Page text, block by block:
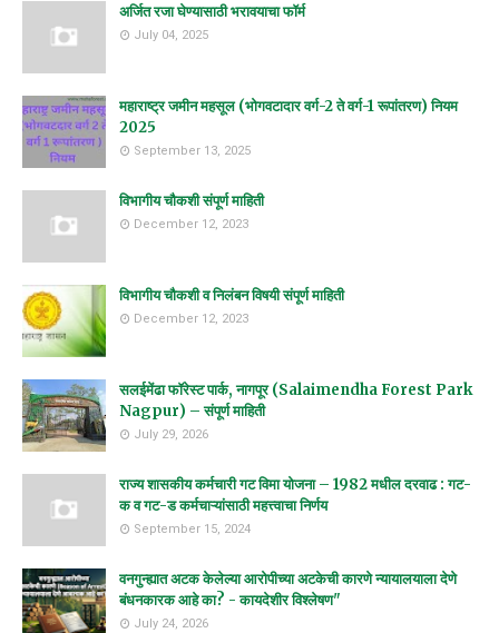
अर्जित रजा घेण्यासाठी भरावयाचा फॉर्म
July 04, 2025
महाराष्ट्र जमीन महसूल (भोगवटादार वर्ग-2 ते वर्ग-1 रूपांतरण) नियम
2025
September 13, 2025
विभागीय चौकशी संपूर्ण माहिती
December 12, 2023
विभागीय चौकशी व निलंबन विषयी संपूर्ण माहिती
December 12, 2023
सलईमेंढा फॉरेस्ट पार्क, नागपूर (Salaimendha Forest Park
Nagpur) – संपूर्ण माहिती
July 29, 2026
राज्य शासकीय कर्मचारी गट विमा योजना – 1982 मधील दरवाढ : गट-
क व गट-ड कर्मचाऱ्यांसाठी महत्त्वाचा निर्णय
September 15, 2024
वनगुन्ह्यात अटक केलेल्या आरोपीच्या अटकेची कारणे न्यायालयाला देणे
बंधनकारक आहे का? - कायदेशीर विश्लेषण"
July 24, 2026